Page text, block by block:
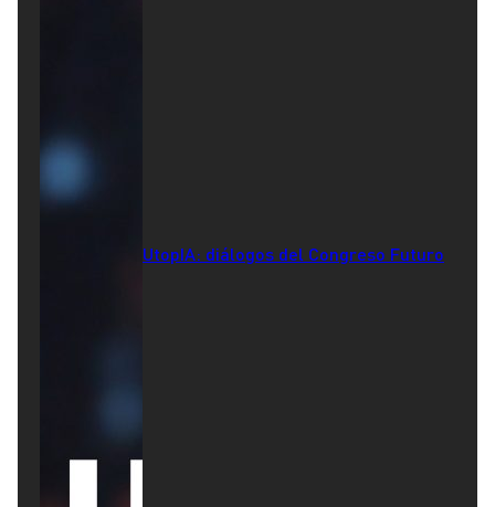
UtopIA: diálogos del Congreso Futuro